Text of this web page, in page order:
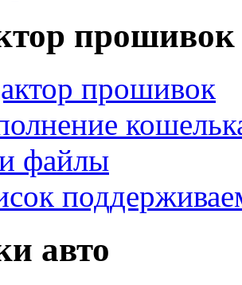
прошивок
прошивок
файлы
авто